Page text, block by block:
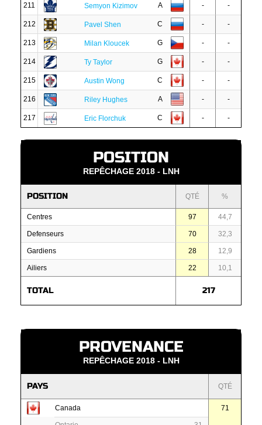
211 Semyon Kizimov A - -
212 Pavel Shen C - -
213 Milan Kloucek G - -
214 Ty Taylor G - -
215 Austin Wong C - -
216 Riley Hughes A - -
217 Eric Florchuk C - -
POSITION
REPÊCHAGE 2018 - LNH
POSITION QTÉ %
Centres 97 44,7
Defenseurs 70 32,3
Gardiens 28 12,9
Ailiers 22 10,1
TOTAL 217
PROVENANCE
REPÊCHAGE 2018 - LNH
PAYS QTÉ
Canada 71